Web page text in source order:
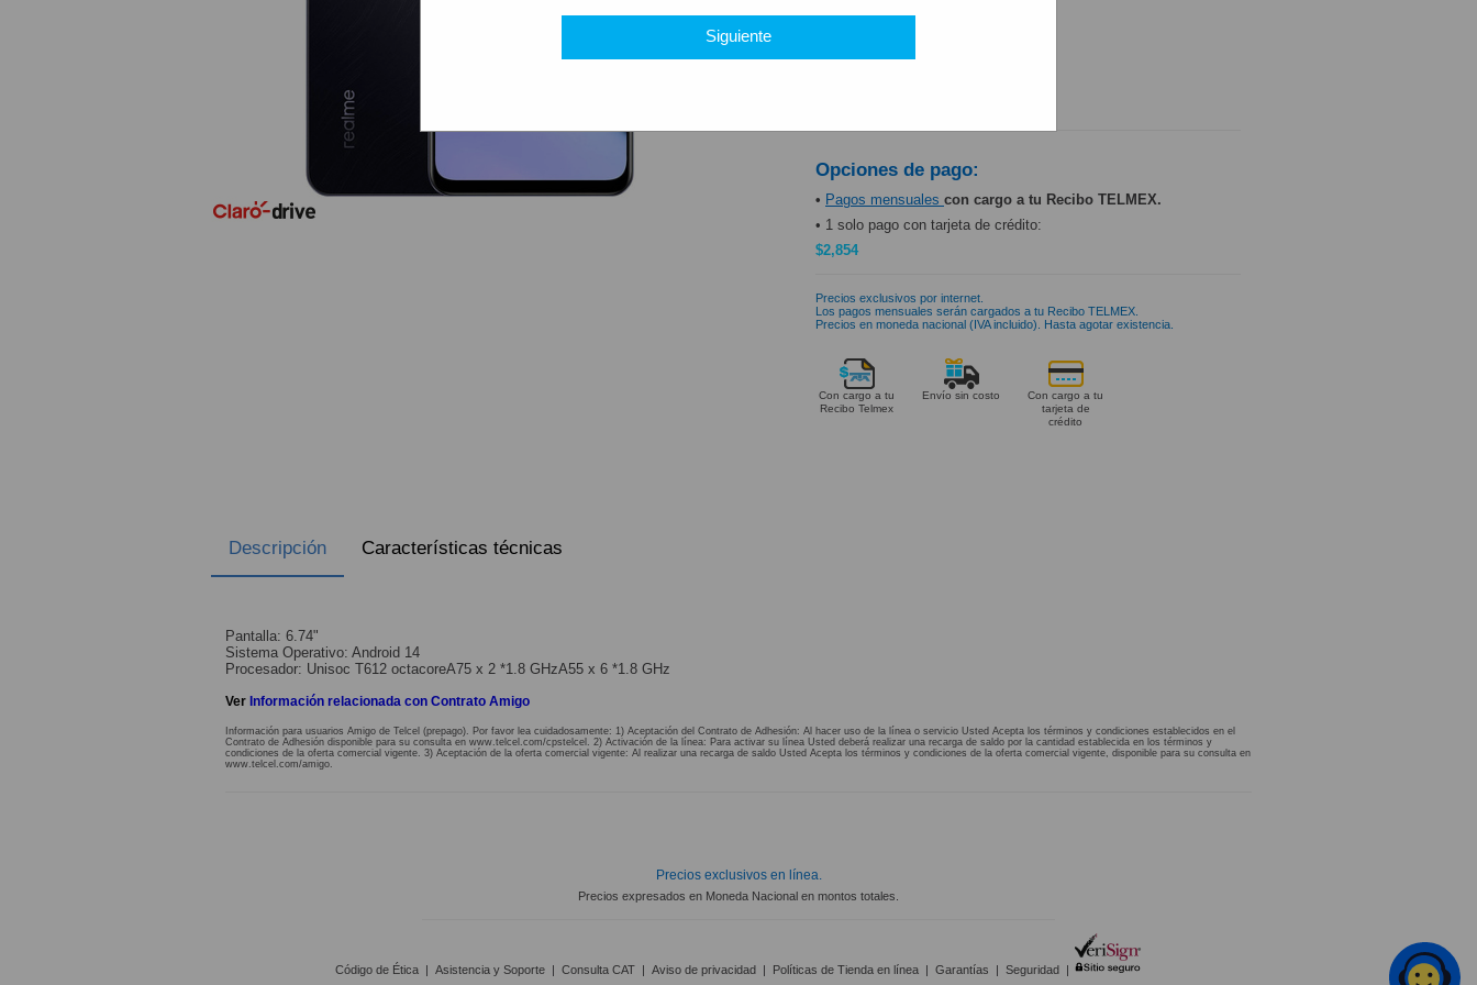
Siguiente
Opciones de pago:
• Pagos mensuales con cargo a tu Recibo TELMEX.
• 1 solo pago con tarjeta de crédito:
$2,854
Precios exclusivos por internet.
Los pagos mensuales serán cargados a tu Recibo TELMEX.
Precios en moneda nacional (IVA incluido). Hasta agotar existencia.
Con cargo a tu
Recibo Telmex
Envío sin costo
Con cargo a tu
tarjeta de
crédito
Descripción Características técnicas
Pantalla: 6.74"
Sistema Operativo: Android 14
Procesador: Unisoc T612 octacoreA75 x 2 *1.8 GHzA55 x 6 *1.8 GHz
Ver Información relacionada con Contrato Amigo
Información para usuarios Amigo de Telcel (prepago). Por favor lea cuidadosamente: 1) Aceptación del Contrato de Adhesión: Al hacer uso de la línea o servicio Usted Acepta los términos y condiciones establecidos en el
Contrato de Adhesión disponible para su consulta en www.telcel.com/cpstelcel. 2) Activación de la línea: Para activar su línea Usted deberá realizar una recarga de saldo por la cantidad establecida en los términos y
condiciones de la oferta comercial vigente. 3) Aceptación de la oferta comercial vigente: Al realizar una recarga de saldo Usted Acepta los términos y condiciones de la oferta comercial vigente, disponible para su consulta en
www.telcel.com/amigo.
Precios exclusivos en línea.
Precios expresados en Moneda Nacional en montos totales.
Código de Ética | Asistencia y Soporte | Consulta CAT | Aviso de privacidad | Políticas de Tienda en línea | Garantías | Seguridad |